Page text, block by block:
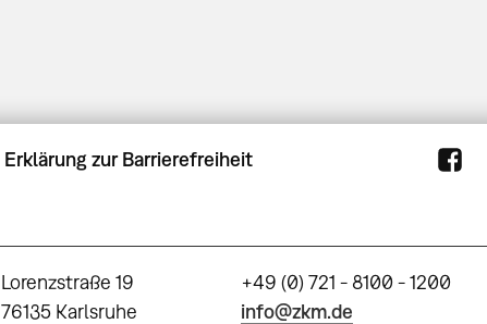
Erklärung zur Barrierefreiheit
Lorenzstraße 19
76135 Karlsruhe
+49 (0) 721 - 8100 - 1200
info@zkm.de